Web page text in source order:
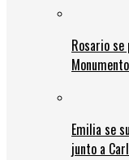
Rosario
Emilia se
junto a